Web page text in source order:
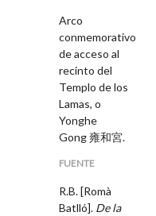
Arco
conmemorativo
de acceso al
recinto del
Templo de los
Lamas, o
Yonghe
Gong雍和宮.
FUENTE
R.B. [Romà
Batlló]. De la